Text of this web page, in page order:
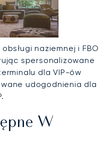
naziemnej i FBO
spersonalizowane
dla VIP-ów
udogodnienia dla
W